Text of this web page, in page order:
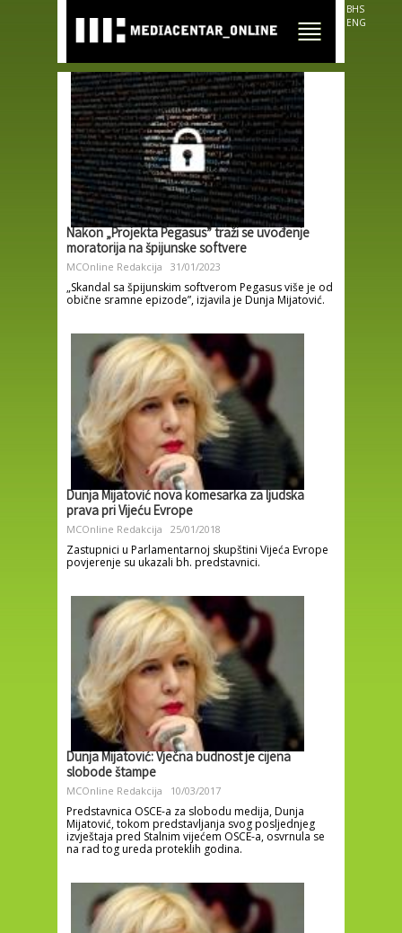
main
content
BHS
ENG
Nakon „Projekta Pegasus” traži se uvođenje
moratorija na špijunske softvere
MCOnline Redakcija 31/01/2023
„Skandal sa špijunskim softverom Pegasus više je od
obične sramne epizode”, izjavila je Dunja Mijatović.
Dunja Mijatović nova komesarka za ljudska
prava pri Vijeću Evrope
MCOnline Redakcija 25/01/2018
Zastupnici u Parlamentarnoj skupštini Vijeća Evrope
povjerenje su ukazali bh. predstavnici.
Dunja Mijatović: Vječna budnost je cijena
slobode štampe
MCOnline Redakcija 10/03/2017
Predstavnica OSCE-a za slobodu medija, Dunja
Mijatović, tokom predstavljanja svog posljednjeg
izvještaja pred Stalnim vijećem OSCE-a, osvrnula se
na rad tog ureda proteklih godina.